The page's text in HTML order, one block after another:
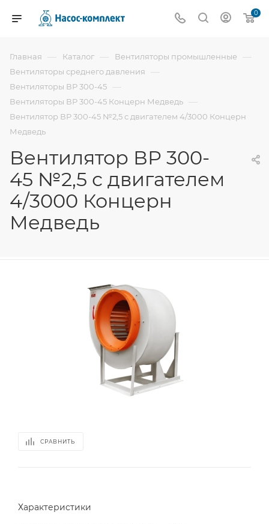
0
Главная — Каталог — Вентиляторы промышленные —
Вентиляторы среднего давления —
Вентиляторы ВР 300-45 —
Вентиляторы ВР 300-45 Концерн Медведь —
Вентилятор ВР 300-45 №2,5 с двигателем 4/3000 Концерн
Медведь
Вентилятор ВР 300-
45 №2,5 с двигателем
4/3000 Концерн
Медведь
СРАВНИТЬ
Характеристики